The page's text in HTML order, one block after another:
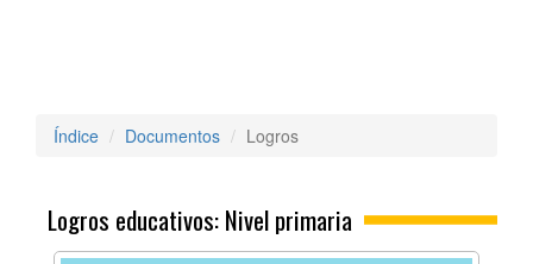
Índice Documentos Logros
Logros educativos: Nivel primaria